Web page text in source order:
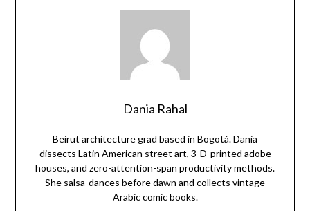
Dania Rahal
Beirut architecture grad based in Bogotá. Dania
dissects Latin American street art, 3-D-printed adobe
houses, and zero-attention-span productivity methods.
She salsa-dances before dawn and collects vintage
Arabic comic books.